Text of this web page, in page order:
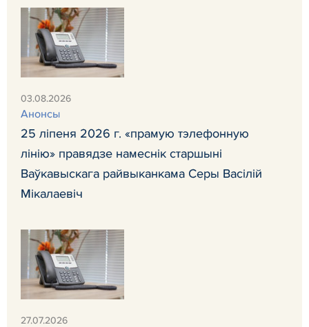
03.08.2026
Анонсы
25 ліпеня 2026 г. «прамую тэлефонную
лінію» правядзе намеснік старшыні
Ваўкавыскага райвыканкама Серы Васілій
Мікалаевіч
27.07.2026